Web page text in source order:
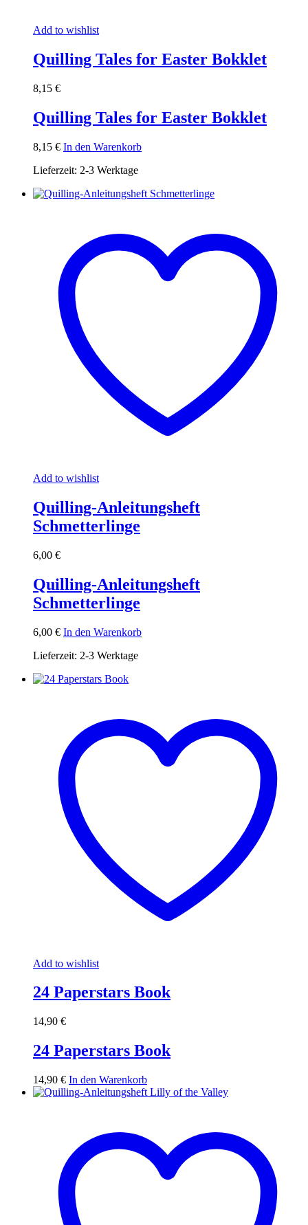
Add to wishlist
Quilling Tales for Easter Bokklet
8,15 €
Quilling Tales for Easter Bokklet
8,15 € In den Warenkorb
Lieferzeit: 2-3 Werktage
Add to wishlist
Quilling-Anleitungsheft
Schmetterlinge
6,00 €
Quilling-Anleitungsheft
Schmetterlinge
6,00 € In den Warenkorb
Lieferzeit: 2-3 Werktage
Add to wishlist
24 Paperstars Book
14,90 €
24 Paperstars Book
14,90 € In den Warenkorb